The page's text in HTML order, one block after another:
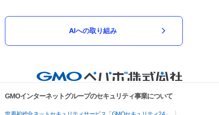
AIへの取り組み
GMOインターネットグループのセキュリティ事業について